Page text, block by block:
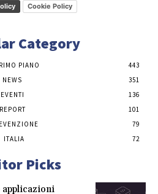
Cookie Policy
Category
PIANO
443
NEWS
351
EVENTI
136
REPORT
101
79
ITALIA
72
Picks
applicazioni